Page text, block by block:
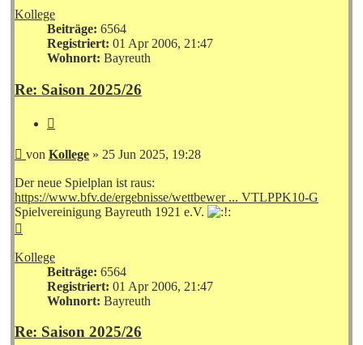
Kollege
Beiträge: 6564
Registriert: 01 Apr 2006, 21:47
Wohnort: Bayreuth
Re: Saison 2025/26
Beitrag
von Kollege » 25 Jun 2025, 19:28
Der neue Spielplan ist raus:
https://www.bfv.de/ergebnisse/wettbewer ... VTLPPK10-G
Spielvereinigung Bayreuth 1921 e.V.
Kollege
Beiträge: 6564
Registriert: 01 Apr 2006, 21:47
Wohnort: Bayreuth
Re: Saison 2025/26